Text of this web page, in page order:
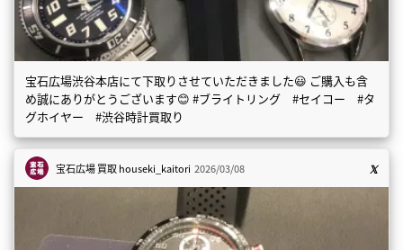
宝石広場渋谷本店にて下取りさせていただきました😃 ご購入も含
め誠にありがとうございます😊 #ブライトリング #セイコー #タ
グホイヤー #渋谷時計買取り
宝石広場 買取houseki_kaitori 2026/03/08